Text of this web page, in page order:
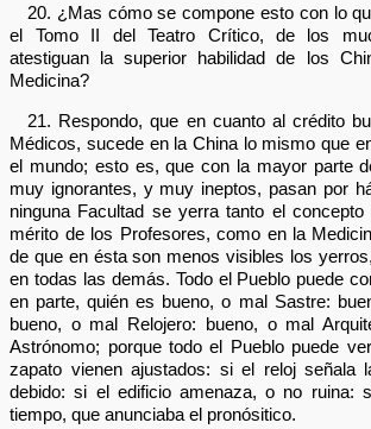
20. ¿Mas cómo se compone esto con lo
el Tomo II del Teatro Crítico, de los
atestiguan la superior habilidad de los
Medicina?
21. Respondo, que en cuanto al crédito
Médicos, sucede en la China lo mismo que
el mundo; esto es, que con la mayor parte
muy ignorantes, y muy ineptos, pasan por
ninguna Facultad se yerra tanto el
mérito de los Profesores, como en la
de que en ésta son menos visibles los
en todas las demás. Todo el Pueblo puede
en parte, quién es bueno, o mal Sastre:
bueno, o mal Relojero: bueno, o mal
Astrónomo; porque todo el Pueblo puede
zapato vienen ajustados: si el reloj señala
debido: si el edificio amenaza, o no ruina:
tiempo, que anunciaba el pronósitico.